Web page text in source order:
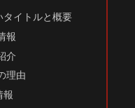
タイトルと概要
報
介
理由
報